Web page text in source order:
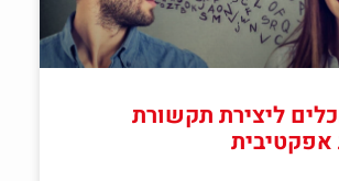
ליצירת תקשורת
אפקטיבית